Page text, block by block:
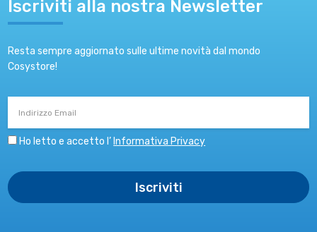
Iscriviti alla nostra Newsletter
Resta sempre aggiornato sulle ultime novità dal mondo
Cosystore!
Ho letto e accetto l’ Informativa Privacy